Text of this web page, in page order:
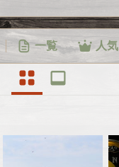
一覧 人気